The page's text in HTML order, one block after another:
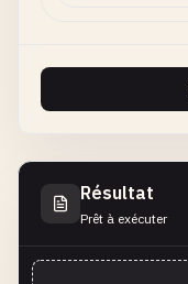
Résultat
Prêt à exécuter